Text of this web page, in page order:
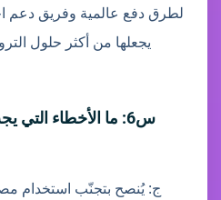
لطرق دفع عالمية وفريق دعم
يجعلها من أكثر حلول
س6: ما الأخطاء التي
ج: يُنصح بتجنّب استخدام